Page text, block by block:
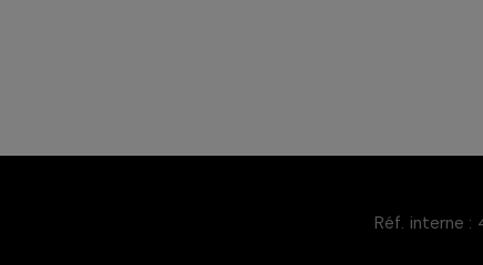
Réf. interne :